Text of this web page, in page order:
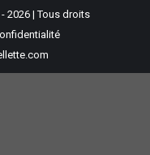
2026 | Tous droits